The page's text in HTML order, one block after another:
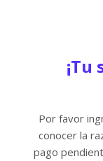
Por favor
conocer la
pago